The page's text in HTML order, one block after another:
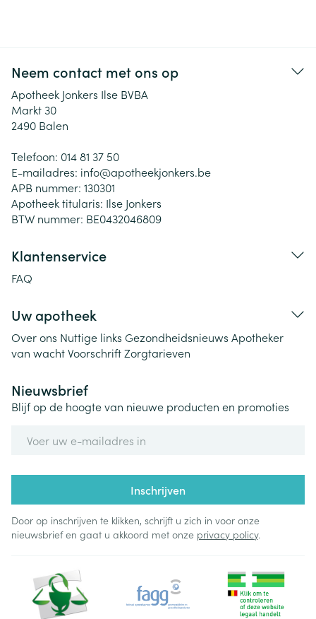
Neem contact met ons op
Apotheek Jonkers Ilse BVBA
Markt 30
2490 Balen
Telefoon: 014 81 37 50
E-mailadres: info@apotheekjonkers.be
APB nummer: 130301
Apotheek titularis: Ilse Jonkers
BTW nummer: BE0432046809
Klantenservice
FAQ
Uw apotheek
Over ons Nuttige links Gezondheidsnieuws Apotheker
van wachtVoorschriftZorgtarieven
Nieuwsbrief
Blijf op de hoogte van nieuwe producten en promoties
Inschrijven
Door op inschrijven te klikken, schrijft u zich in voor onze
nieuwsbrief en gaat u akkoord met onze privacy policy.